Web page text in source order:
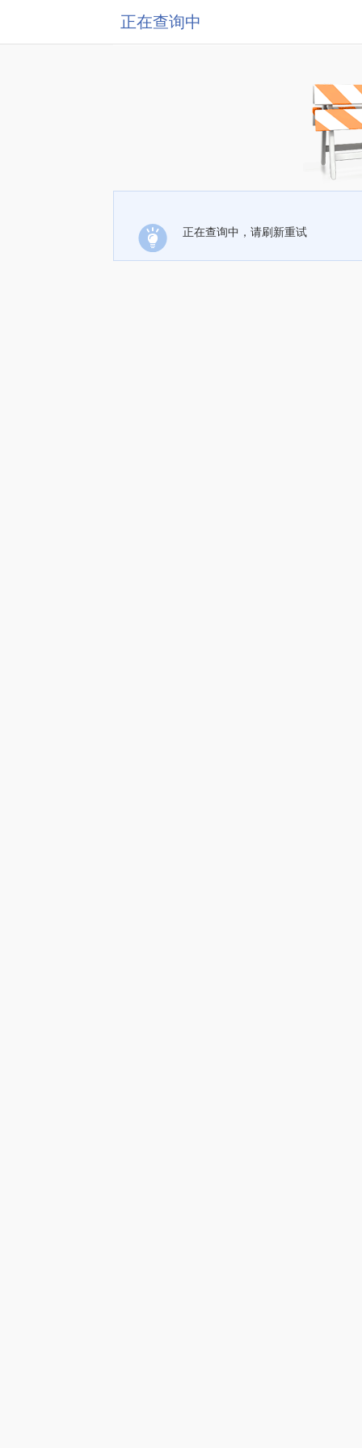
正在查询中
正在查询中，请刷新重试